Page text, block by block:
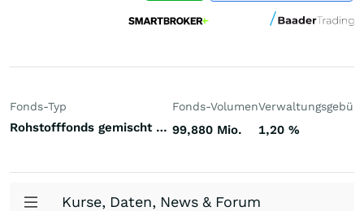
Fonds-Typ
Rohstofffonds gemischt Welt
Fonds-Volumen
99,880 Mio. 1,20 %
Kurse, Daten, News & Forum